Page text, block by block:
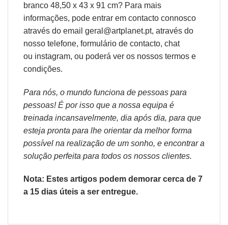
branco 48,50 x 43 x 91 cm? Para mais
informações, pode entrar em contacto connosco
através do email geral@artplanet.pt, através do
nosso telefone, formulário de contacto, chat
ou instagram, ou poderá ver os nossos termos e
condições.
Para nós, o mundo funciona de pessoas para
pessoas! É por isso que a nossa equipa é
treinada incansavelmente, dia após dia, para que
esteja pronta para lhe orientar da melhor forma
possível na realização de um sonho, e encontrar a
solução perfeita para todos os nossos clientes.
Nota: Estes artigos podem demorar cerca de 7
a 15 dias úteis a ser entregue.